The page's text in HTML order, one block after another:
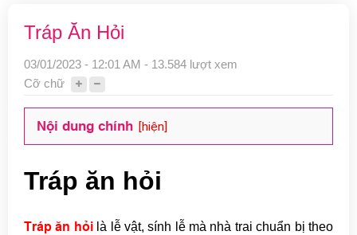
Tráp Ăn Hỏi
03/01/2023 - 12:01 AM - 13.584 lượt xem
Cỡ chữ
Nội dung chính [hiện]
Tráp ăn hỏi
Tráp ăn hỏi là lễ vật, sính lễ mà nhà trai chuẩn bị theo